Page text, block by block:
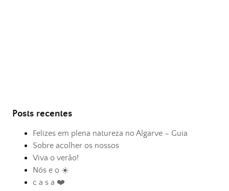
Posts recentes
Felizes em plena natureza no Algarve – Guia
Sobre acolher os nossos
Viva o verão!
Nós e o ☀️
c a s a ❤️